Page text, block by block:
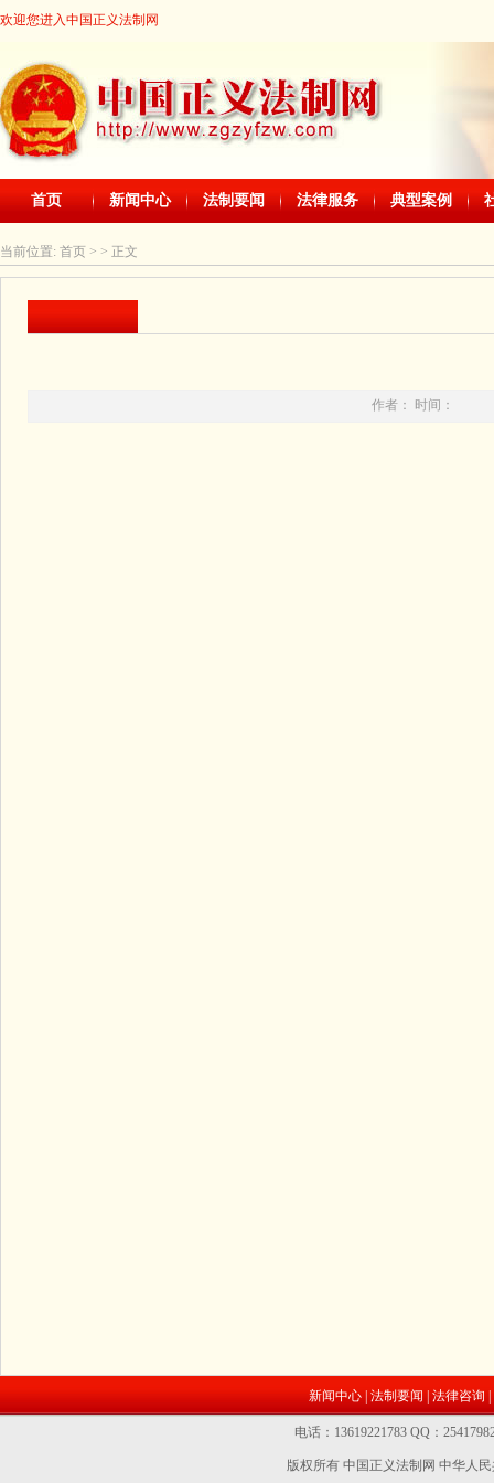
欢迎您进入中国正义法制网
首页 新闻中心 法制要闻 法律服务 典型案例
当前位置: 首页 > > 正文
作者： 时间：
新闻中心 法制要闻 法律咨询
电话：13619221783 QQ：
版权所有 中国正义法制网中华人